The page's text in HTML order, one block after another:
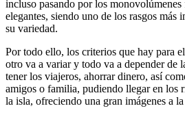
incluso pasando por los
elegantes, siendo uno de los rasgos más
su variedad.
Por todo ello, los criterios que hay para
otro va a variar y todo va a depender de
tener los viajeros, ahorrar dinero, así
amigos o familia, pudiendo llegar en los
la isla, ofreciendo una gran imágenes a